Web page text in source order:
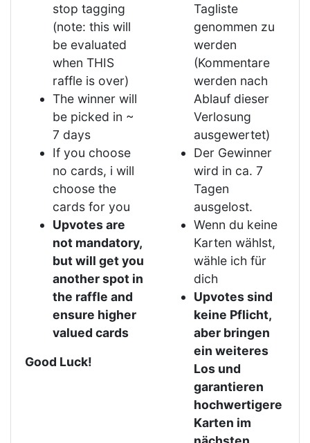
stop tagging
(note: this will
be evaluated
when THIS
raffle is over)
The winner will
be picked in ~
7 days
If you choose
no cards, i will
choose the
cards for you
Upvotes are
not mandatory,
but will get you
another spot in
the raffle and
ensure higher
valued cards
Good Luck!
Tagliste
genommen zu
werden
(Kommentare
werden nach
Ablauf dieser
Verlosung
ausgewertet)
Der Gewinner
wird in ca. 7
Tagen
ausgelost.
Wenn du keine
Karten wählst,
wähle ich für
dich
Upvotes sind
keine Pflicht,
aber bringen
ein weiteres
Los und
garantieren
hochwertigere
Karten im